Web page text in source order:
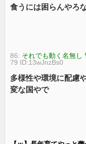
食うには困らんやろ
86: それでも動く名無し
79 ID:13wJnzBs0
多様性や環境に配慮
変な国やで